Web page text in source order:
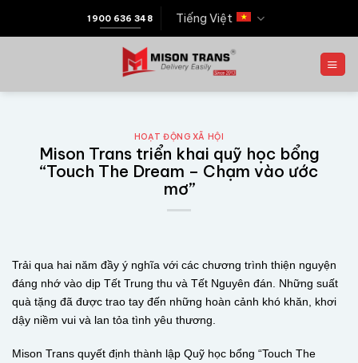
1900 636 348 Tiếng Việt
HOẠT ĐỘNG XÃ HỘI
Mison Trans triển khai quỹ học bổng
“Touch The Dream – Chạm vào ước
mơ”
Trải qua hai năm đầy ý nghĩa với các chương trình thiện nguyện
đáng nhớ vào dịp Tết Trung thu và Tết Nguyên đán. Những suất
quà tặng đã được trao tay đến những hoàn cảnh khó khăn, khơi
dậy niềm vui và lan tỏa tình yêu thương.
Mison Trans quyết định thành lập Quỹ học bổng “Touch The